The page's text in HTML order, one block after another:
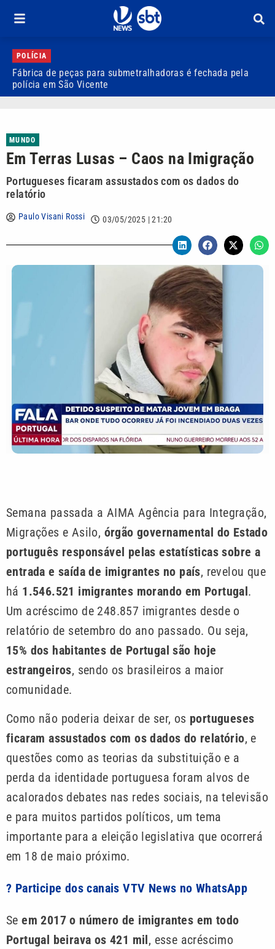
POLÍCIA
Fábrica de peças para submetralhadoras é fechada pela
polícia em São Vicente
MUNDO
Em Terras Lusas – Caos na Imigração
Portugueses ficaram assustados com os dados do
relatório
Paulo Visani Rossi 03/05/2025 | 21:20
Semana passada a AIMA Agência para Integração,
Migrações e Asilo, órgão governamental do Estado
português responsável pelas estatísticas sobre a
entrada e saída de imigrantes no país, revelou que
há 1.546.521 imigrantes morando em Portugal.
Um acréscimo de 248.857 imigrantes desde o
relatório de setembro do ano passado. Ou seja,
15% dos habitantes de Portugal são hoje
estrangeiros, sendo os brasileiros a maior
comunidade.
Como não poderia deixar de ser, os portugueses
ficaram assustados com os dados do relatório, e
questões como as teorias da substituição e a
perda da identidade portuguesa foram alvos de
acalorados debates nas redes sociais, na televisão
e para muitos partidos políticos, um tema
importante para a eleição legislativa que ocorrerá
em 18 de maio próximo.
? Participe dos canais VTV News no WhatsApp
Seem 2017 o número de imigrantes em todo
Portugal beirava os 421 mil, esse acréscimo